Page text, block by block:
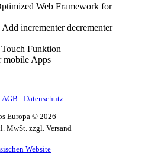
Web Framework for
Add incrementer decrementer
Funktion
mobile Apps
AGB - Datenschutz
Europa © 2026
MwSt. zzgl. Versand
Website